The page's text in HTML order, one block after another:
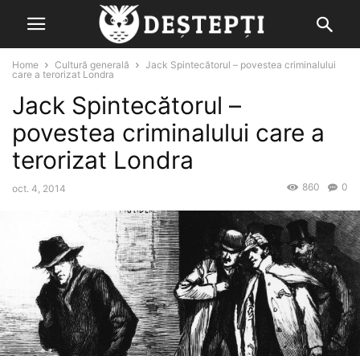
Home Cultură generală
Jack Spintecătorul – povestea criminalului
care a terorizat Londra
Jack Spintecătorul –
povestea criminalului care a
terorizat Londra
oct. 4, 2014 0
860